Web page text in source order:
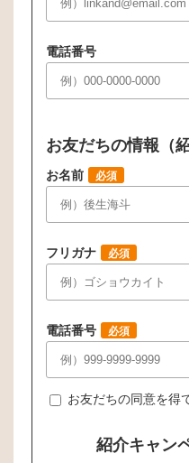
電話番号
お友だちの情報（
お名前 必須
フリガナ 必須
電話番号 必須
お友だちの同意を得
紹介キャン